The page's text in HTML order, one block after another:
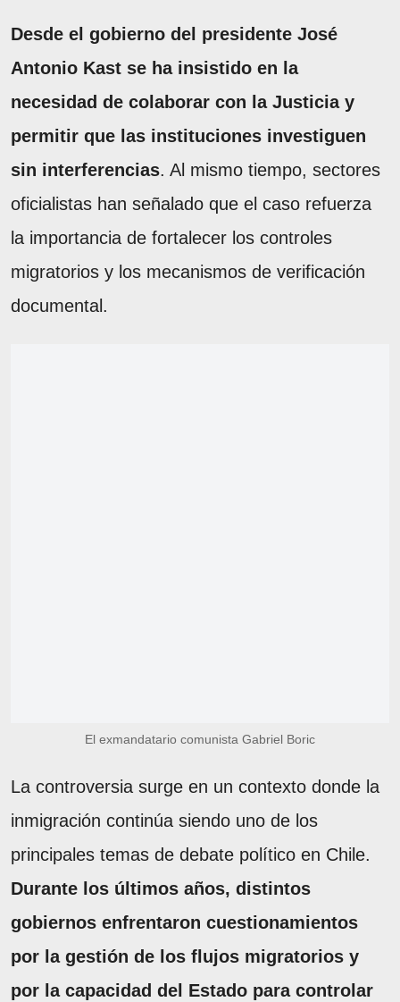
Desde el gobierno del presidente José
Antonio Kast se ha insistido en la
necesidad de colaborar con la Justicia y
permitir que las instituciones investiguen
sin interferencias. Al mismo tiempo, sectores
oficialistas han señalado que el caso refuerza
la importancia de fortalecer los controles
migratorios y los mecanismos de verificación
documental.
El exmandatario comunista Gabriel Boric
La controversia surge en un contexto donde la
inmigración continúa siendo uno de los
principales temas de debate político en Chile.
Durante los últimos años, distintos
gobiernos enfrentaron cuestionamientos
por la gestión de los flujos migratorios y
por la capacidad del Estado para controlar